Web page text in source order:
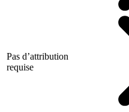
Pas d’attribution
requise